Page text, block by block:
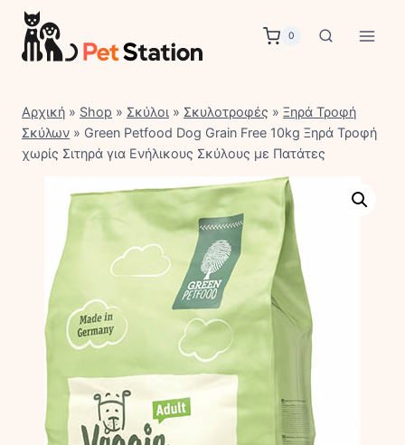
Skip
content
0
Αρχική » Shop » Σκύλοι » Σκυλοτροφές » Ξηρά Τροφή
Σκύλων » Green Petfood Dog Grain Free 10kg Ξηρά Τροφή
χωρίς Σιτηρά για Ενήλικους Σκύλους με Πατάτες